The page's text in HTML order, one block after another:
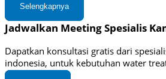
Selengkapnya
Jadwalkan Meeting Spesialis
Dapatkan konsultasi gratis dari
indonesia, untuk kebutuhan water